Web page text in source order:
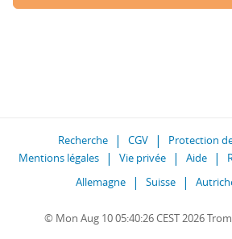
Recherche CGV
Protection
Mentions légales
Vie privée Aide
Allemagne
Suisse
© Mon Aug 10 05:40:26 CEST 2026